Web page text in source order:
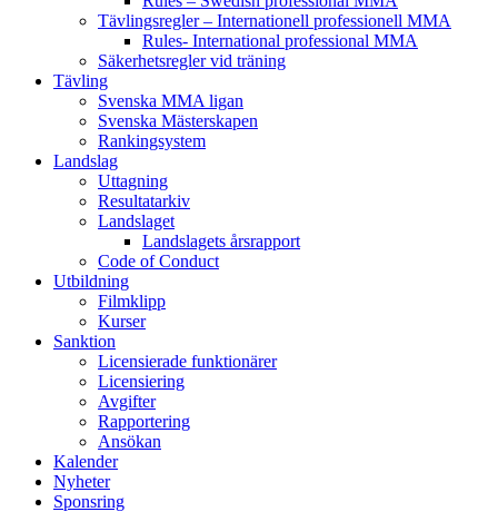
Tävlingsregler – Internationell professionell MMA
Rules- International professional MMA
Säkerhetsregler vid träning
Tävling
Svenska MMA ligan
Svenska Mästerskapen
Rankingsystem
Landslag
Uttagning
Resultatarkiv
Landslaget
Landslagets årsrapport
Code of Conduct
Utbildning
Filmklipp
Kurser
Sanktion
Licensierade funktionärer
Licensiering
Avgifter
Rapportering
Ansökan
Kalender
Nyheter
Sponsring